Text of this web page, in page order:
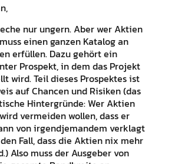
nur ungern. Aber wer Aktien
einen ganzen Katalog an
erfüllen. Dazu gehört ein
Prospekt, in dem das Projekt
wird. Teil dieses Prospektes ist
auf Chancen und Risiken (das
Hintergründe: Wer Aktien
vermeiden wollen, dass er
von irgendjemandem verklagt
Fall, dass die Aktien nix mehr
Also muss der Ausgeber von